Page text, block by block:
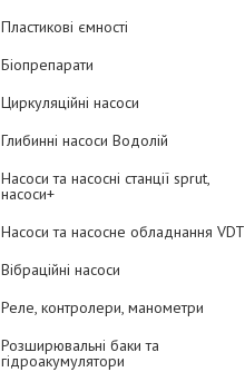
Пластикові ємності
Біопрепарати
Циркуляційні насоси
Глибинні насоси Водолій
Насоси та насосні станції sprut,
насоси+
Насоси та насосне обладнання VDT
Вібраційні насоси
Реле, контролери, манометри
Розширювальні баки та
гідроакумулятори